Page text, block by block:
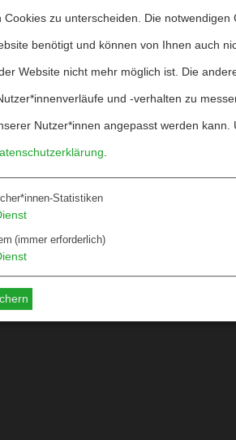
Kategorien
Autor*innen
Dossiers
Cookies zu unterscheiden. Die
benötigt und können von Ihnen auch
Website nicht mehr möglich ist. Die
und -verhalten zu
Nutzer*innen angepasst werden kann.
Statistiken
(immer erforderlich)